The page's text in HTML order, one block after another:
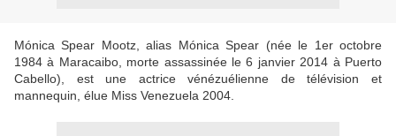
Mónica Spear Mootz, alias Mónica Spear (née le 1er octobre
1984 à Maracaibo, morte assassinée le 6 janvier 2014 à Puerto
Cabello), est une actrice vénézuélienne de télévision et
mannequin, élue Miss Venezuela 2004.